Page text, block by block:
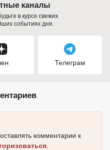
каналы
в курсе свежих
событиях дня.
Телеграм
комментарии к